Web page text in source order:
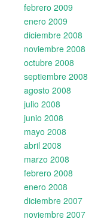
febrero 2009
enero 2009
diciembre 2008
noviembre 2008
octubre 2008
septiembre 2008
agosto 2008
julio 2008
junio 2008
mayo 2008
abril 2008
marzo 2008
febrero 2008
enero 2008
diciembre 2007
noviembre 2007